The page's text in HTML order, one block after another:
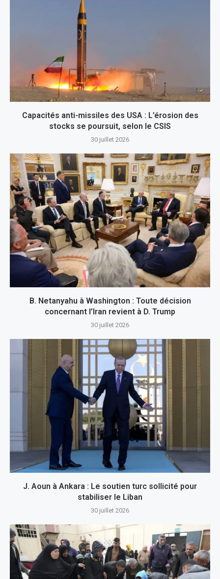
Capacités anti-missiles des USA : L’érosion des
stocks se poursuit, selon le CSIS
30 juillet 2026
B. Netanyahu à Washington : Toute décision
concernant l’Iran revient à D. Trump
30 juillet 2026
J. Aoun à Ankara : Le soutien turc sollicité pour
stabiliser le Liban
30 juillet 2026